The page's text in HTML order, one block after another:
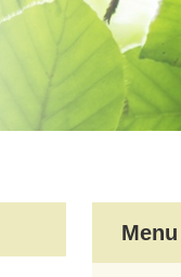
Menu